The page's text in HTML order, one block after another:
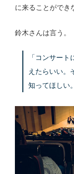
に来ることができ
鈴木さんは言う。
「コンサー
えたらいい。
知ってほしい